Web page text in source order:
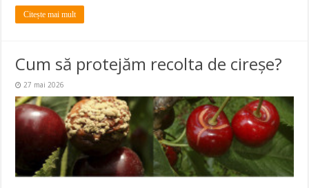
Citește mai mult
Cum să protejăm recolta de cireșe?
27 mai 2026